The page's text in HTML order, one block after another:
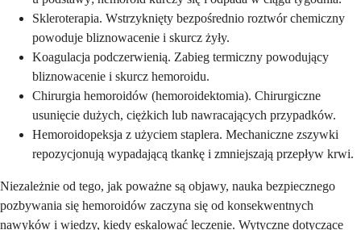
Skleroterapia. Wstrzyknięty bezpośrednio roztwór chemiczny
powoduje bliznowacenie i skurcz żyły.
Koagulacja podczerwienią. Zabieg termiczny powodujący
bliznowacenie i skurcz hemoroidu.
Chirurgia hemoroidów (hemoroidektomia). Chirurgiczne
usunięcie dużych, ciężkich lub nawracających przypadków.
Hemoroidopeksja z użyciem staplera. Mechaniczne zszywki
repozycjonują wypadającą tkankę i zmniejszają przepływ krwi.
Niezależnie od tego, jak poważne są objawy, nauka bezpiecznego
pozbywania się hemoroidów zaczyna się od konsekwentnych
nawyków i wiedzy, kiedy eskalować leczenie. Wytyczne dotyczące